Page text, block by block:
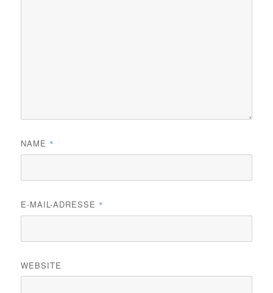
NAME *
E-MAIL-ADRESSE *
WEBSITE